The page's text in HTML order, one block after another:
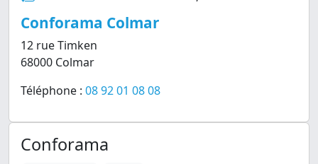
Conforama Colmar
12 rue Timken
68000 Colmar
Téléphone : 08 92 01 08 08
Conforama